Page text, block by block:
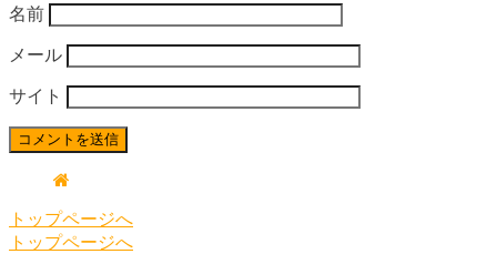
名前
メール
サイト
トップページへ
トップページへ